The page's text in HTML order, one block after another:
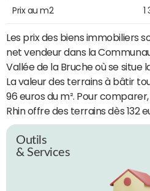
Prix au m2 1
Les prix des biens immobiliers
net vendeur dans la
Vallée de la Bruche où se situe
La valeur des terrains à bâtir
96 euros du m². Pour
Rhin offre des terrains dès 132
Outils
& Services